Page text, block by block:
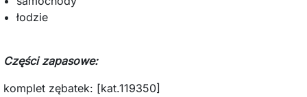
łodzie
Części zapasowe:
komplet zębatek: [kat.119350]